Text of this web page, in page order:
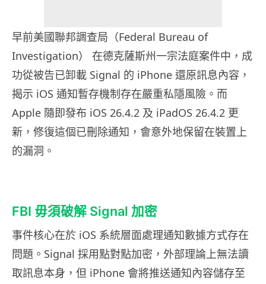
早前美國聯邦調查局（Federal Bureau of
Investigation） 在德克薩斯州一宗法庭案件中，成
功從被告已卸載 Signal 的 iPhone 還原訊息內容，
揭示 iOS 通知暫存機制存在嚴重私隱風險。而
Apple 隨即發布 iOS 26.4.2 及 iPadOS 26.4.2 更
新，修復這個已刪除通知，會意外地保留在裝置上
的漏洞。
FBI 毋須破解 Signal 加密
事件核心在於 iOS 系統層面處理通知數據方式存在
問題。Signal 採用點對點加密，外部理論上無法讀
取訊息本身，但 iPhone 會將推送通知內容儲存至